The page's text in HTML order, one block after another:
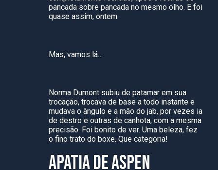
pancada sobre pancada no mesmo olho. E foi
quase assim, ontem.
Mas, vamos lá…
Norma Dumont subiu de patamar em sua
trocação, trocava de base a todo instante e
mudava o ângulo e a mão do jab, por vezes ia
de destro e outras de canhota, com a mesma
precisão. Foi bonito de ver. Uma beleza, fez
o fino trato do boxe. Que categoria!
APATIA DE ASPEN